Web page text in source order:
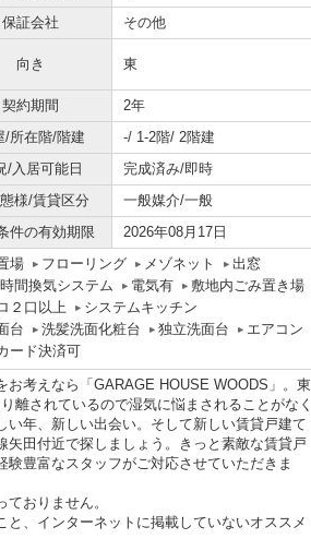
保証会社 その他
向き 東
契約期間
2年
/所在階/階建
-/ 1-2階/ 2階建
/入居可能日
完成済み/即時
様/賃貸区分
一般媒介/一般
件の有効期限 2026年08月17日
場 フローリング メゾネット
出窓
間換気システム 電気有
敷地内ごみ置き場
２口以上
システムキッチン
台 洗髪洗面化粧台 独立洗面台
エアコン
ード決済可
考えなら「GARAGE HOUSE WOODS」。東
離されているので湿気に悩まされることがなく
い年、新しい出会い。そして新しい賃貸戸建て
矢田付近で探しましょう。きっと素敵な賃貸戸
豊富なスタッフがご対応させていただきま
おりません。
、インターネットに掲載していないオススメ